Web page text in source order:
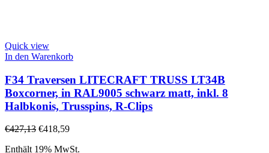
Quick view
In den Warenkorb
F34 Traversen LITECRAFT TRUSS LT34B
Boxcorner, in RAL9005 schwarz matt, inkl. 8
Halbkonis, Trusspins, R-Clips
€427,13 €418,59
Enthält 19% MwSt.